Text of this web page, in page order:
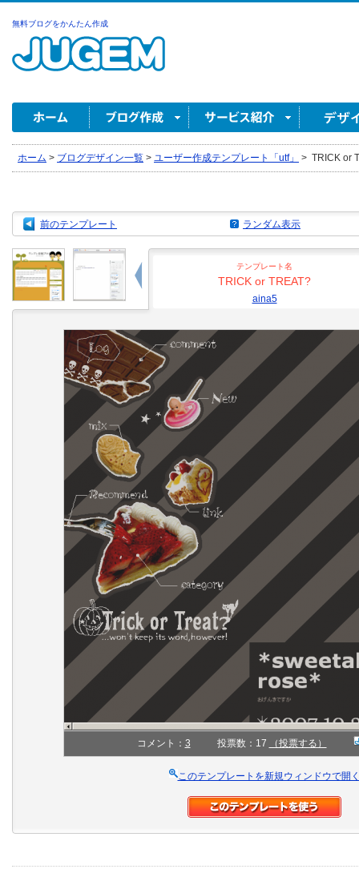
無料ブログをかんたん作成
ホーム > ブログデザイン一覧 > ユーザー作成テンプレート「utf」 > TRICK or
前のテンプレート ランダム表示
テンプレート名
TRICK or TREAT?
aina5
コメント： 3 投票数：17 （投票する）
このテンプレートを新規ウィンドウで開